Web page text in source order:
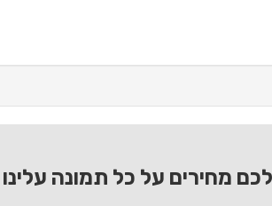
לכם מחירים על כל תמונה